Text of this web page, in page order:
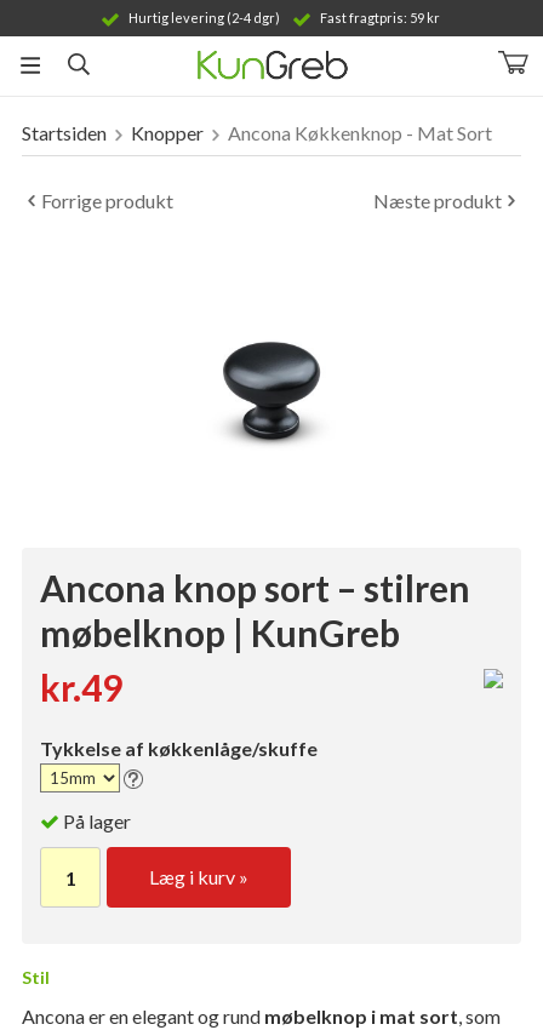
Hurtig levering (2-4 dgr) Fast fragtpris: 59 kr
Produktet er blevet tilføjet til din indkøbskurv
Startsiden Knopper Ancona Køkkenknop - Mat Sort
Forrige produkt Næste produkt
Ancona knop sort – stilren
møbelknop | KunGreb
kr.49
Tykkelse af køkkenlåge/skuffe
På lager
Læg i kurv »
Stil
Ancona er en elegant og rund møbelknop i mat sort, som